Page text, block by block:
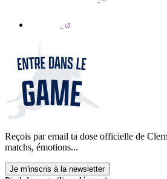
Reçois par email ta dose officielle de
matchs, émotions...
Je m'inscris à la newsletter